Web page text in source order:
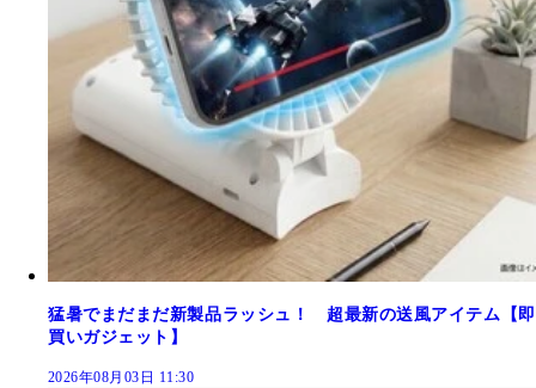
猛暑でまだまだ新製品ラッシュ！ 超最新の送風アイテム【即
買いガジェット】
2026年08月03日 11:30